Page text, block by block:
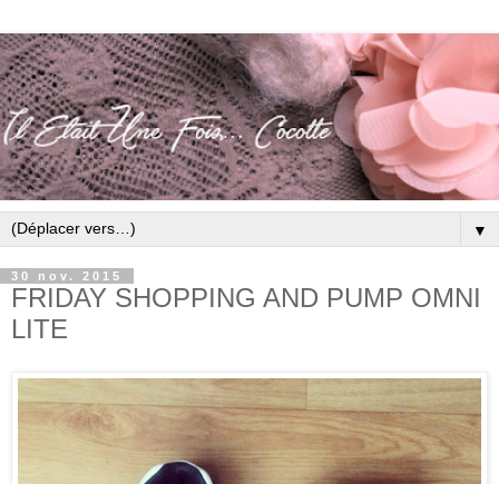
▼
30 nov. 2015
FRIDAY SHOPPING AND PUMP OMNI
LITE